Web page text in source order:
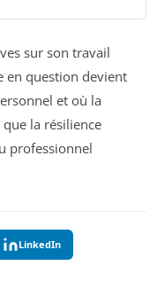
sur son travail
en question devient
et où la
la résilience
professionnel
LinkedIn